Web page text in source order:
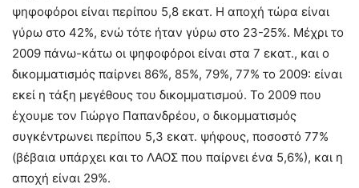
ψηφοφόροι είναι περίπου 5,8 εκατ. Η αποχή τώρα είναι
γύρω στο 42%, ενώ τότε ήταν γύρω στο 23-25%. Μέχρι το
2009 πάνω-κάτω οι ψηφοφόροι είναι στα 7 εκατ., και ο
δικομματισμός παίρνει 86%, 85%, 79%, 77% το 2009: είναι
εκεί η τάξη μεγέθους του δικομματισμού. Το 2009 που
έχουμε τον Γιώργο Παπανδρέου, ο δικομματισμός
συγκέντρωνει περίπου 5,3 εκατ. ψήφους, ποσοστό 77%
(βέβαια υπάρχει και το ΛΑΟΣ που παίρνει ένα 5,6%), και η
αποχή είναι 29%.